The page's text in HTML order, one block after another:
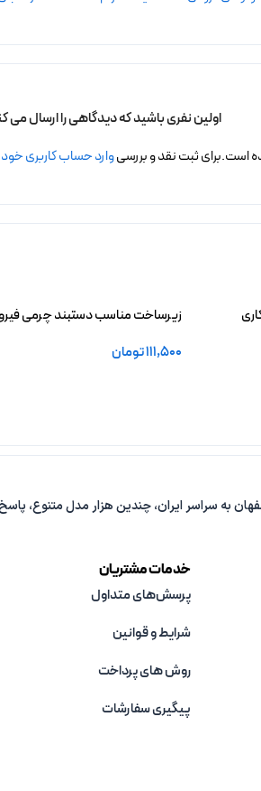
است.
اولین نفری باشید که دیدگاهی را ارسال می
برای ثبت نقد و بررسیوارد حساب کاربری خود
زیرساخت مناسب دستبند چرمی
111,500تومان
خدمات مشتریان
پرسش‌های متداول
شرایط و قوانین
روش های پرداخت
پیگیری سفارشات